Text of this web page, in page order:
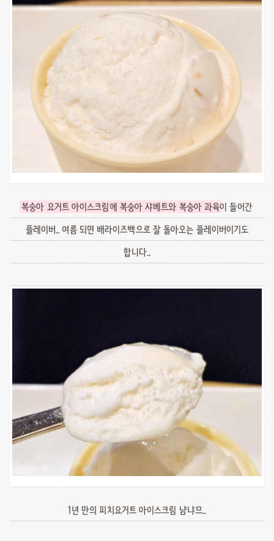
복숭아 요거트 아이스크림에 복숭아 샤베트와 복숭아 과육이 들어간
플레이버.. 여름 되면 배라이즈백으로 잘 돌아오는 플레이버이기도
합니다..
1년 만의 피치요거트 아이스크림 냠냐므..